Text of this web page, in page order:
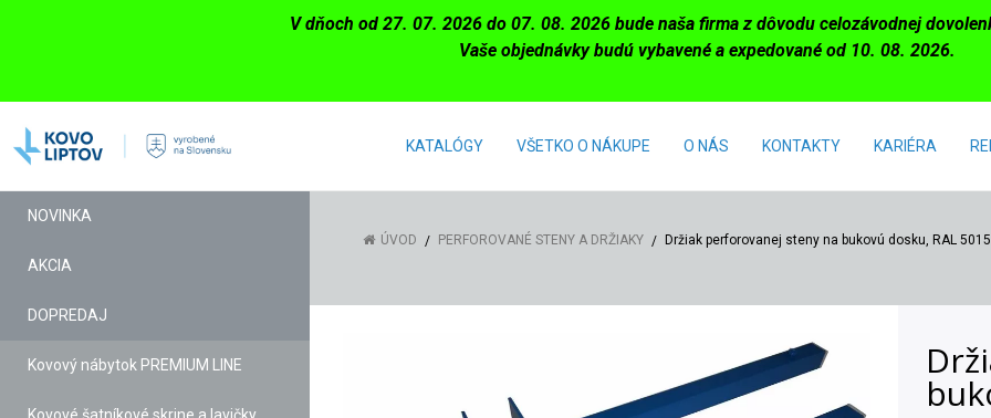
V dňoch od 27. 07. 2026 do 07. 08. 2026 bude naša firma z dôvodu celozávodnej
Vaše objednávky budú vybavené a expedované od 10. 08. 2026.
KATALÓGY VŠETKO O NÁKUPE O NÁS KONTAKTY KARIÉRA
NOVINKA
AKCIA
DOPREDAJ
Kovový nábytok PREMIUM LINE
ÚVOD PERFOROVANÉ STENY A DRŽIAKY Držiak perforovanej steny na bukovú dosku, RAL 5015